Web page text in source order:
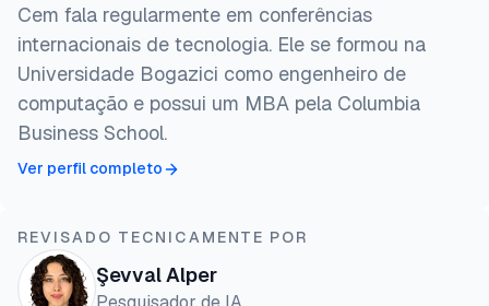
Cem fala regularmente em conferências
internacionais de tecnologia. Ele se formou na
Universidade Bogazici como engenheiro de
computação e possui um MBA pela Columbia
Business School.
Ver perfil completo
REVISADO TECNICAMENTE POR
Şevval Alper